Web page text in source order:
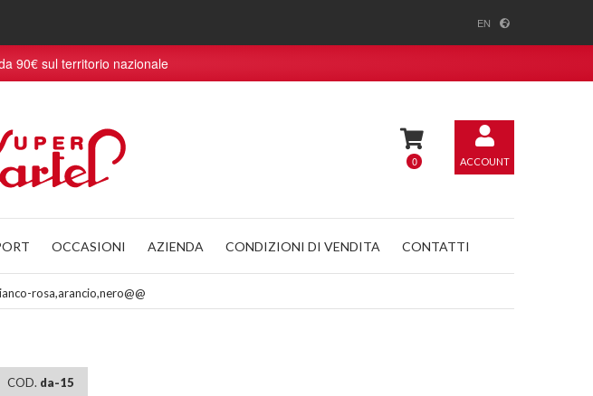
EN
90€ sul territorio nazionale
0 ACCOUNT
OCCASIONI AZIENDA CONDIZIONI DI VENDITA CONTATTI
rosa,arancio,nero@@
COD. da-15